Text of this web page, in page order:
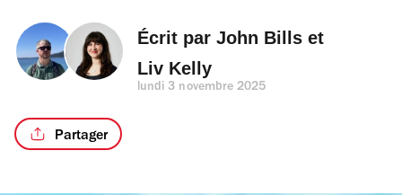
Écrit par John Bills et
Liv Kelly
lundi 3 novembre 2025
Partager